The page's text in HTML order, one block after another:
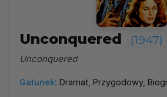
Unconquered (1947)
Unconquered
Gatunek: Dramat, Przygodowy,